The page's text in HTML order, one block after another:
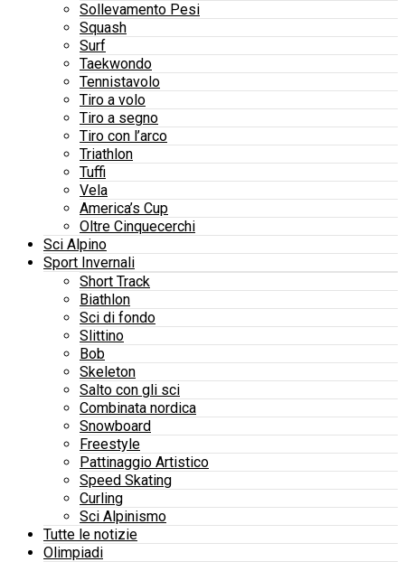
Sollevamento Pesi
Squash
Surf
Taekwondo
Tennistavolo
Tiro a volo
Tiro a segno
Tiro con l’arco
Triathlon
Tuffi
Vela
America’s Cup
Oltre Cinquecerchi
Sci Alpino
Sport Invernali
Short Track
Biathlon
Sci di fondo
Slittino
Bob
Skeleton
Salto con gli sci
Combinata nordica
Snowboard
Freestyle
Pattinaggio Artistico
Speed Skating
Curling
Sci Alpinismo
Tutte le notizie
Olimpiadi